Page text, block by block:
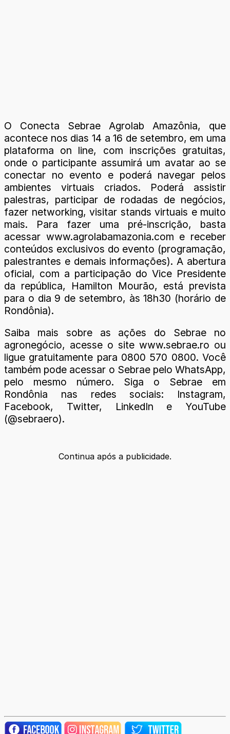
O Conecta Sebrae Agrolab Amazônia, que
acontece nos dias 14 a 16 de setembro, em uma
plataforma on line, com inscrições gratuitas,
onde o participante assumirá um avatar ao se
conectar no evento e poderá navegar pelos
ambientes virtuais criados. Poderá assistir
palestras, participar de rodadas de negócios,
fazer networking, visitar stands virtuais e muito
mais. Para fazer uma pré-inscrição, basta
acessar www.agrolabamazonia.com e receber
conteúdos exclusivos do evento (programação,
palestrantes e demais informações). A abertura
oficial, com a participação do Vice Presidente
da república, Hamilton Mourão, está prevista
para o dia 9 de setembro, às 18h30 (horário de
Rondônia).
Saiba mais sobre as ações do Sebrae no
agronegócio, acesse o site www.sebrae.ro ou
ligue gratuitamente para 0800 570 0800. Você
também pode acessar o Sebrae pelo WhatsApp,
pelo mesmo número. Siga o Sebrae em
Rondônia nas redes sociais: Instagram,
Facebook, Twitter, LinkedIn e YouTube
(@sebraero).
Continua após a publicidade.